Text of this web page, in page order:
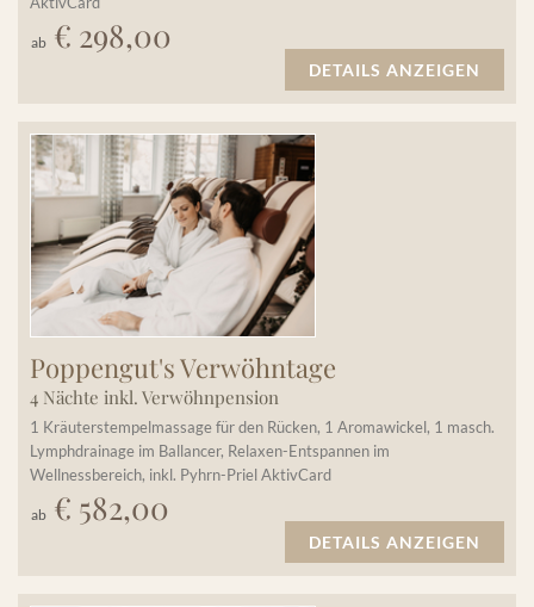
ab € 298,00
DETAILS ANZEIGEN
Poppengut's Verwöhntage
4 Nächte inkl. Verwöhnpension
1 Kräuterstempelmassage für den Rücken, 1 Aromawickel, 1 masch.
Lymphdrainage im Ballancer, Relaxen-Entspannen im
Wellnessbereich, inkl. Pyhrn-Priel AktivCard
ab € 582,00
DETAILS ANZEIGEN